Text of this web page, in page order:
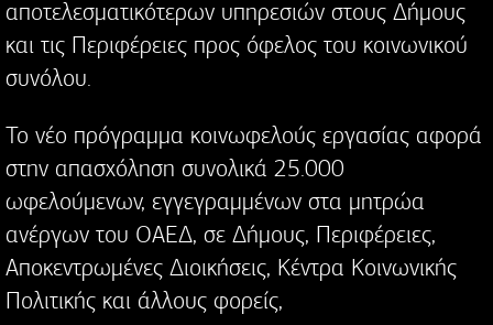
αποτελεσματικότερων υπηρεσιών στους Δήμους
και τις Περιφέρειες προς όφελος του κοινωνικού
συνόλου.
Το νέο πρόγραμμα κοινωφελούς εργασίας αφορά
στην απασχόληση συνολικά 25.000
ωφελούμενων, εγγεγραμμένων στα μητρώα
ανέργων του ΟΑΕΔ, σε Δήμους, Περιφέρειες,
Αποκεντρωμένες Διοικήσεις, Κέντρα Κοινωνικής
Πολιτικής και άλλους φορείς,